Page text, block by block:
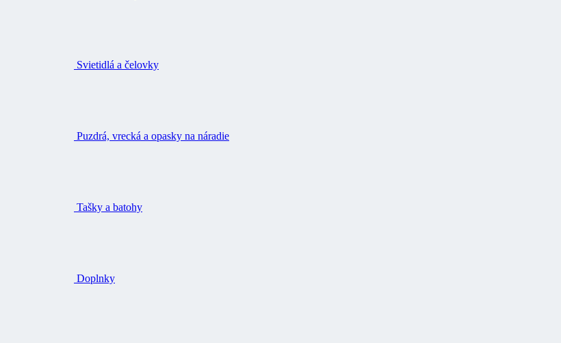
Svietidlá a čelovky
Puzdrá, vrecká a opasky na náradie
Tašky a batohy
Doplnky